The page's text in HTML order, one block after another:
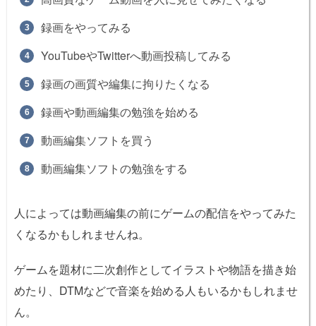
録画をやってみる
YouTubeやTwitterへ動画投稿してみる
録画の画質や編集に拘りたくなる
録画や動画編集の勉強を始める
動画編集ソフトを買う
動画編集ソフトの勉強をする
人によっては動画編集の前にゲームの配信をやってみた
くなるかもしれませんね。
ゲームを題材に二次創作としてイラストや物語を描き始
めたり、DTMなどで音楽を始める人もいるかもしれませ
ん。